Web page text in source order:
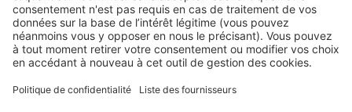
Vous souhaitez éviter que vos mandants ne surestiment
leurs biens et en essuient les fâcheuses conséquences ? ...